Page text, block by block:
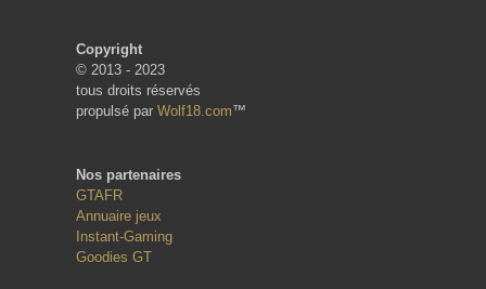
Copyright
© 2013 - 2023
tous droits réservés
propulsé par Wolf18.com™
Nos partenaires
GTAFR
Annuaire jeux
Instant-Gaming
Goodies GT